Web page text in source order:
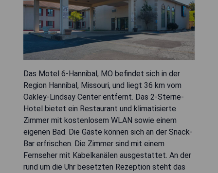
Das Motel 6-Hannibal, MO befindet sich in der
Region Hannibal, Missouri, und liegt 36 km vom
Oakley-Lindsay Center entfernt. Das 2-Sterne-
Hotel bietet ein Restaurant und klimatisierte
Zimmer mit kostenlosem WLAN sowie einem
eigenen Bad. Die Gäste können sich an der Snack-
Bar erfrischen. Die Zimmer sind mit einem
Fernseher mit Kabelkanälen ausgestattet. An der
rund um die Uhr besetzten Rezeption steht das